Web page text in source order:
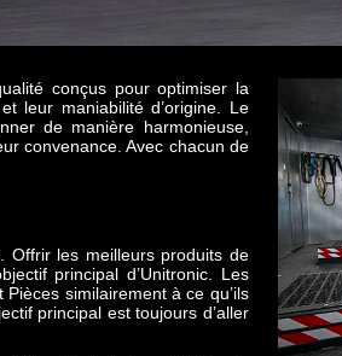
conçus pour optimiser la
leur maniabilité d’origine. Le
de manière harmonieuse,
convenance. Avec chacun de
Offrir les meilleurs produits de
principal d’Unitronic. Les
similairement à ce qu’ils
principal est toujours d’aller